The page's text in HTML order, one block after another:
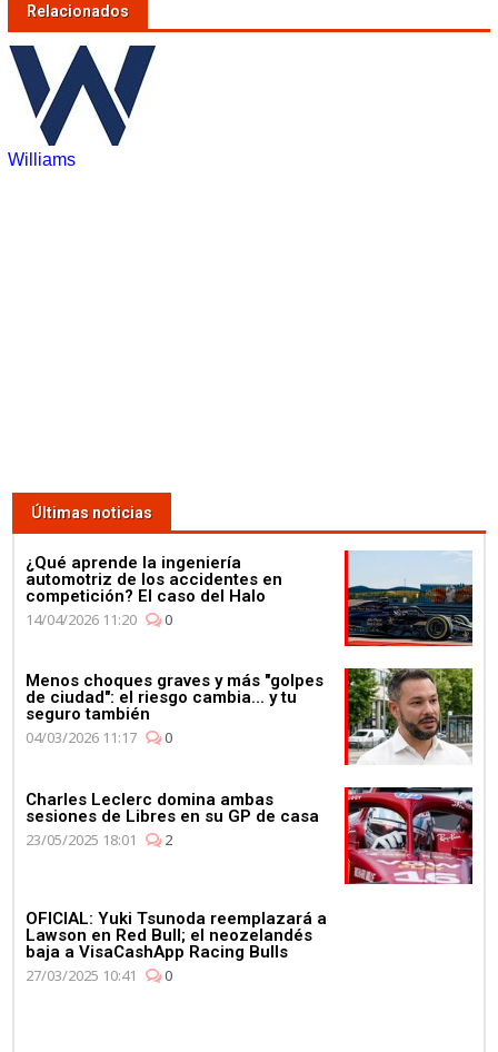
Relacionados
Williams
Últimas noticias
¿Qué aprende la ingeniería
automotriz de los accidentes en
competición? El caso del Halo
14/04/2026 11:20
0
Menos choques graves y más "golpes
de ciudad": el riesgo cambia... y tu
seguro también
04/03/2026 11:17
0
Charles Leclerc domina ambas
sesiones de Libres en su GP de casa
23/05/2025 18:01
2
OFICIAL: Yuki Tsunoda reemplazará a
Lawson en Red Bull; el neozelandés
baja a VisaCashApp Racing Bulls
27/03/2025 10:41
0